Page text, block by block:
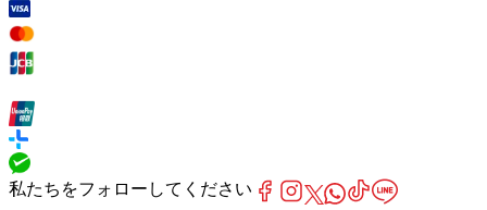
私たちをフォローしてください